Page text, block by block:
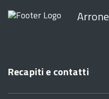
Arrone
Recapiti e contatti